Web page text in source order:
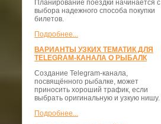
Планирование поездки начинается с
выбора надежного способа покупки
билетов.
Подробнее...
ВАРИАНТЫ УЗКИХ ТЕМАТИК ДЛЯ
TELEGRAM-КАНАЛА О РЫБАЛК
Создание Telegram-канала,
посвящённого рыбалке, может
приносить хороший трафик, если
выбрать оригинальную и узкую нишу.
Подробнее...